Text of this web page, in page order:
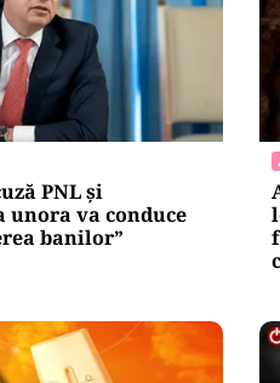
PNL și
unora va conduce
banilor”